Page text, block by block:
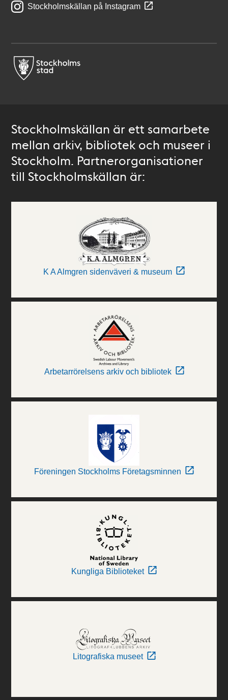
Stockholmskällan på Instagram
Stockholmskällan är ett samarbete
mellan arkiv, bibliotek och museer i
Stockholm. Partnerorganisationer
till Stockholmskällan är:
K A Almgren sidenväveri & museum
Arbetarrörelsens arkiv och bibliotek
Föreningen Stockholms Företagsminnen
Kungliga Biblioteket
Litografiska museet